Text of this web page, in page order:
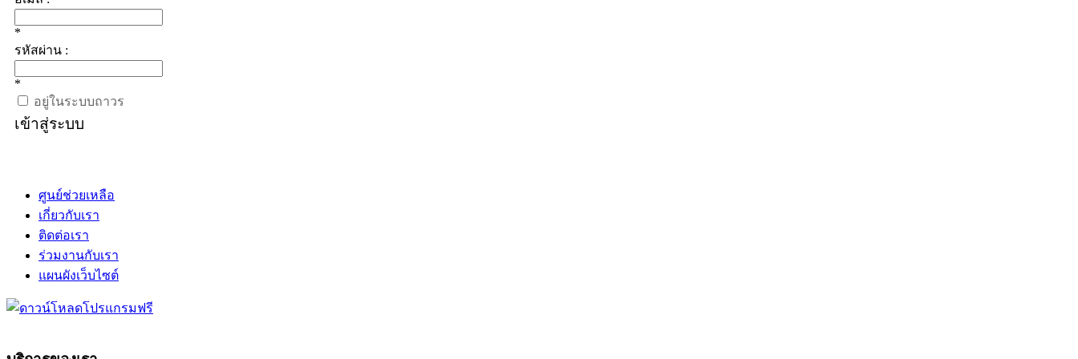
*
รหัสผ่าน :
*
อยู่ในระบบถาวร
เข้าสู่ระบบ
ศูนย์ช่วยเหลือ
เกี่ยวกับเรา
ติดต่อเรา
ร่วมงานกับเรา
แผนผังเว็บไซต์